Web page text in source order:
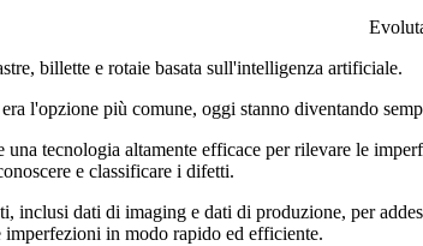
billette e rotaie basata sull'intelligenza artificiale.
l'opzione più comune, oggi stanno diventando
tecnologia altamente efficace per rilevare le
e classificare i difetti.
inclusi dati di imaging e dati di produzione, per
in modo rapido ed efficiente.